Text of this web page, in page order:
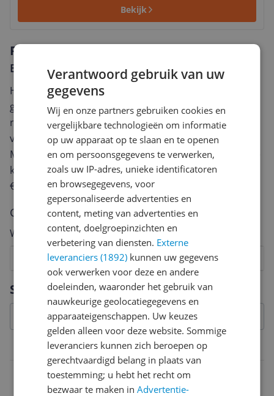
Bekijk
Specificaties
Materiaal
Materiaal buitenlaag
Reviews
Er zijn nog geen reviews geschreven
Heb jij dit product in bezit en wil je graag je mening
geven? Start dan hieronder met het schrijven van je
review. Afhankelijk van de details duurt het schrijven
van een review gemiddeld tussen de 3 en 10 minuten.
Met jouw mening help je andere bezoekers een betere
keuze te maken én maak je iedere maand kans op
€250,-!
Klik hier voor de actievoorwaarden.
Cijfer
Welk cijfer geef jij dit product?
8
7
6
5
4
3
2
Vraag 1 van 4
Verantwoord gebruik van uw
gegevens
Wij en onze partners gebruiken cookies en
vergelijkbare technologieën om informatie
op uw apparaat op te slaan en te openen
en om persoonsgegevens te verwerken,
zoals uw IP-adres, unieke identificatoren
en browsegegevens, voor
gepersonaliseerde advertenties en
content, meting van advertenties en
content, doelgroepinzichten en
verbetering van diensten. Externe
leveranciers (1892) kunnen uw gegevens
ook verwerken voor deze en andere
doeleinden, waaronder het gebruik van
nauwkeurige geolocatiegegevens en
apparaateigenschappen. Uw keuzes
gelden alleen voor deze website. Sommige
leveranciers kunnen zich beroepen op
gerechtvaardigd belang in plaats van
toestemming; u hebt het recht om
bezwaar te maken inAdvertentie-